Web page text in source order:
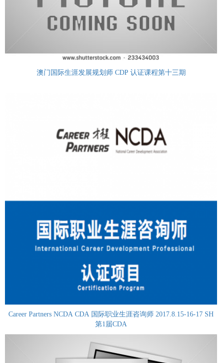
澳门国际生涯发展规划师 CDP 认证课程第十三期
Career Partners NCDA CDA 国际职业生涯咨询师 2017.8.15-16-17 SH
第1届CDA